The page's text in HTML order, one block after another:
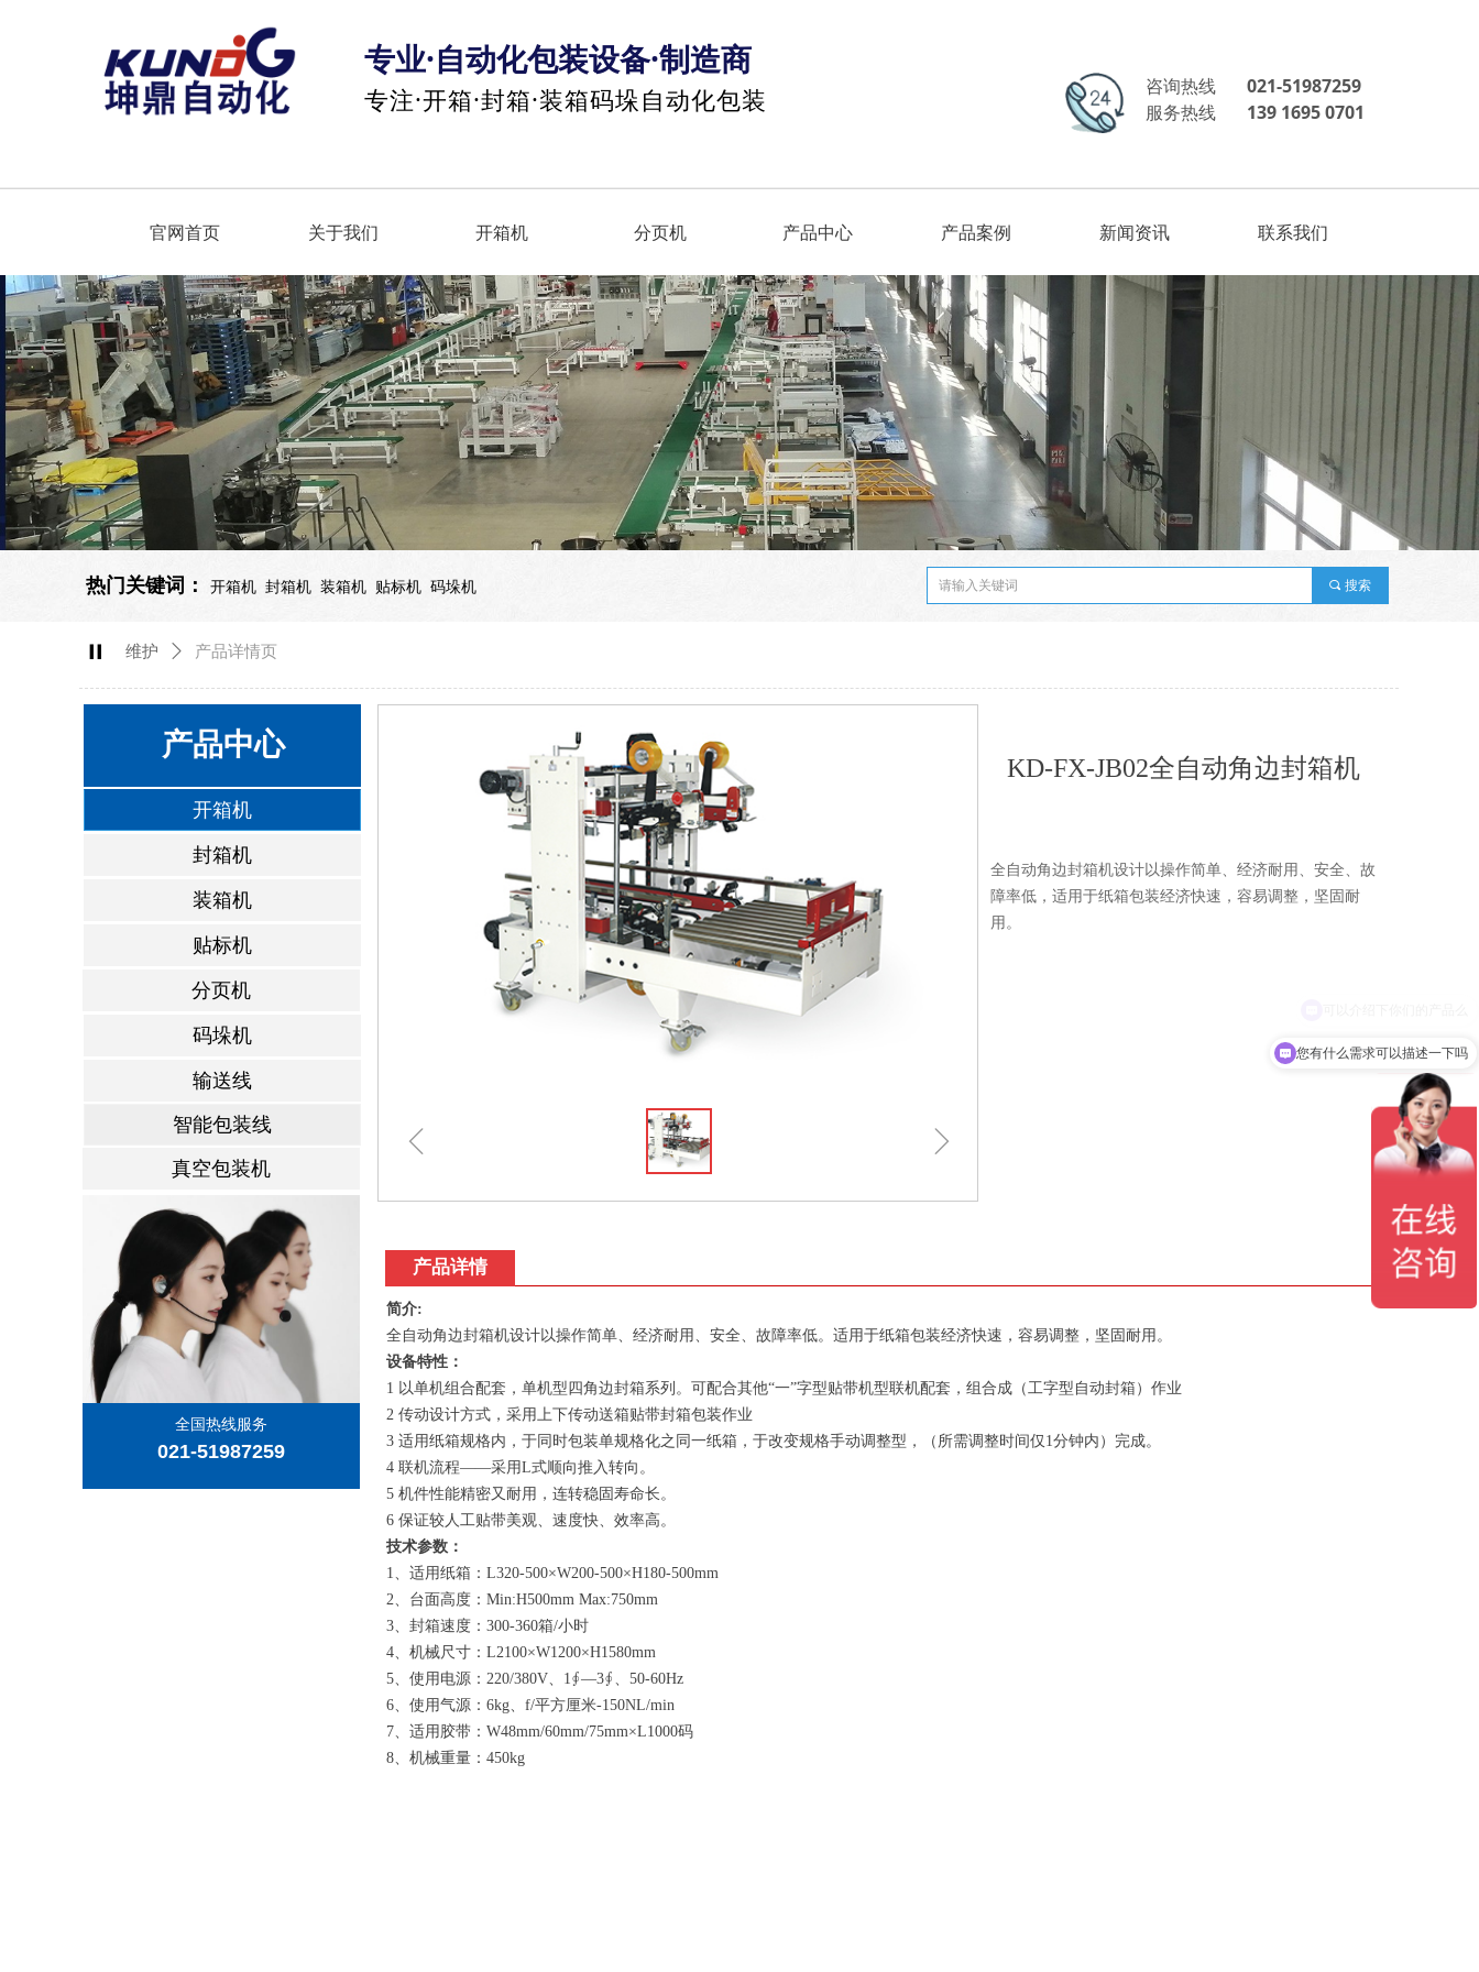
官网首页 关于我们 开箱机 分页机 产品中心 产品案例 新闻资讯 联系我们
专业·自动化包装设备·制造商
专注·开箱·封箱·装箱码垛自动化包装 咨询热线 021-51987259
服务热线
139 1695 0701
热门关键词： 开箱机 封箱机 装箱机 贴标机 码垛机 끠 搜索
产品中心
开箱机
封箱机
装箱机
贴标机
码垛机
输送线
智能包装线
全国热线服务
021-51987259
分页机
真空包装机
ꁆ ꁇ
KD-FX-JB02全自动角边封箱机
全自动角边封箱机设计以操作简单、经济耐用、安全、故
障率低，适用于纸箱包装经济快速，容易调整，坚固耐
用。
产品详情
简介:
全自动角边封箱机设计以操作简单、经济耐用、安全、故障率低。适用于纸箱包装经济快速，容易调整，坚固耐用。
设备特性：
1 以单机组合配套，单机型四角边封箱系列。可配合其他“一”字型贴带机型联机配套，组合成（工字型自动封箱）作业
2 传动设计方式，采用上下传动送箱贴带封箱包装作业
3 适用纸箱规格内，于同时包装单规格化之同一纸箱，于改变规格手动调整型，（所需调整时间仅1分钟内）完成。
4 联机流程——采用L式顺向推入转向。
5 机件性能精密又耐用，连转稳固寿命长。
6 保证较人工贴带美观、速度快、效率高。
技术参数：
1、适用纸箱：L320-500×W200-500×H180-500mm
2、台面高度：Min:H500mm Max:750mm
3、封箱速度：300-360箱/小时
4、机械尺寸：L2100×W1200×H1580mm
5、使用电源：220/380V、1∮—3∮、50-60Hz
6、使用气源：6kg、f/平方厘米-150NL/min
7、适用胶带：W48mm/60mm/75mm×L1000码
8、机械重量：450kg
维护 ꄲ 产品详情页
녑
您有什么需求可以描述一下吗